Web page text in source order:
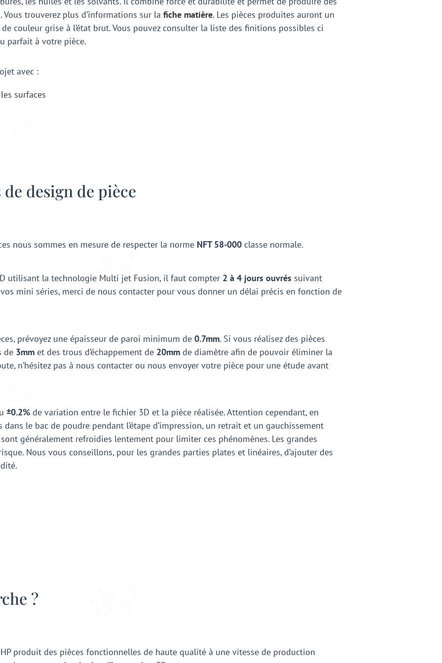
trouverez plus d’informations sur la fiche matière. Les pièces produites auront un
couleur grise à l’état brut. Vous pouvez consulter la liste des finitions possibles ci
parfait à votre pièce.
avec :
surfaces
design de pièce
nous sommes en mesure de respecter la norme NFT 58-000 classe normale.
utilisant la technologie Multi jet Fusion, il faut compter 2 à 4 jours ouvrés suivant
mini séries, merci de nous contacter pour vous donner un délai précis en fonction de
prévoyez une épaisseur de paroi minimum de 0.7mm. Si vous réalisez des pièces
de 3mm et des trous d’échappement de 20mm de diamètre afin de pouvoir éliminer la
n’hésitez pas à nous contacter ou nous envoyer votre pièce pour une étude avant
±0.2% de variation entre le fichier 3D et la pièce réalisée. Attention cependant, en
le bac de poudre pendant l’étape d’impression, un retrait et un gauchissement
généralement refroidies lentement pour limiter ces phénomènes. Les grandes
Nous vous conseillons, pour les grandes parties plates et linéaires, d’ajouter des
?
produit des pièces fonctionnelles de haute qualité à une vitesse de production